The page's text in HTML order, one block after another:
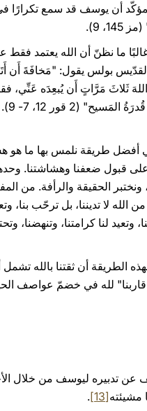
يَرأَفُ الأَبُ ببَنيه يَرأَفُ الرَّبُّ بِمَن يَتَّقونَه" (مز 103، 3). من
9).
غَيرِ رَجاء" (روم 4، 18) من خلال ضعفنا. غالبًا ما
بولس يقول: "مَخافَةَ أَن
ثَلاثَ مَرَّاتٍ أَن يُبعِدَه عَنِّي،
.
أفضل طريقة نلمس بها ما هو
قبول ضعفنا وهشاشتنا.
ونختبر الحقيقة والرأفة.
لا تديننا، بل ترحّب بنا،
الآب الرحيم في المَثَل (را. لو 15، 11- 32): تأتي للقائنا،
أن ثقتنا بالله تشمل
لله في خضمّ عواصف
تدبيره ليوسف من خلال
مشيئته[13]
.